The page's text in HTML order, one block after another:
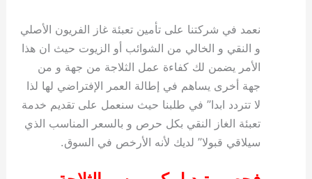
نعمد في شركتنا على تأمين تعبئة غاز الفريون الأصلي
و النقي و الخالي من الشوائب أو الزيوت حيث ان هذا
الأمر يضمن لك كفاءة عمل الثلاجة من جهة و من
جهة أخرى يساهم في إطالة العمر الإفتراضي لها لذا
لا تتردد ابدا” في طلبنا حيث سنعمل على تقديم خدمة
تعبئة الغاز النقي بكل حرص و بالسعر المناسب الذي
سيلاقي قبولا” لديك لأنه الأرخص في السوق.